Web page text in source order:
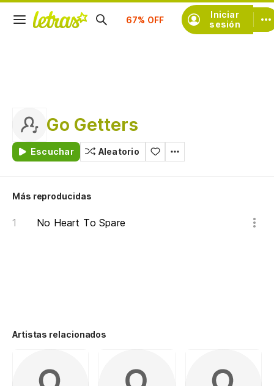
Iniciar
sesión
Suscríbete
Go Getters
Escuchar Aleatorio
Más reproducidas
No Heart To Spare
Artistas relacionados